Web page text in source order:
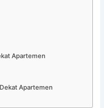
Apartemen
Apartemen